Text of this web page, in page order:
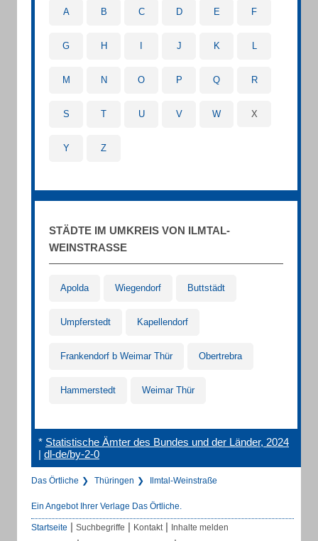
A B C D E F
G H J K L
M N O P Q R
S T U V W X
Y Z
STÄDTE IM UMKREIS VON ILMTAL-
WEINSTRASSE
Apolda Wiegendorf Buttstädt
Umpferstedt Kapellendorf
Frankendorf b Weimar Thür Obertrebra
Hammerstedt Weimar Thür
* Statistische Ämter des Bundes und der Länder, 2024
| dl-de/by-2-0
Das Örtliche Thüringen Ilmtal-Weinstraße
Ein Angebot Ihrer Verlage Das Örtliche.
Startseite | Suchbegriffe | Kontakt | Inhalte melden